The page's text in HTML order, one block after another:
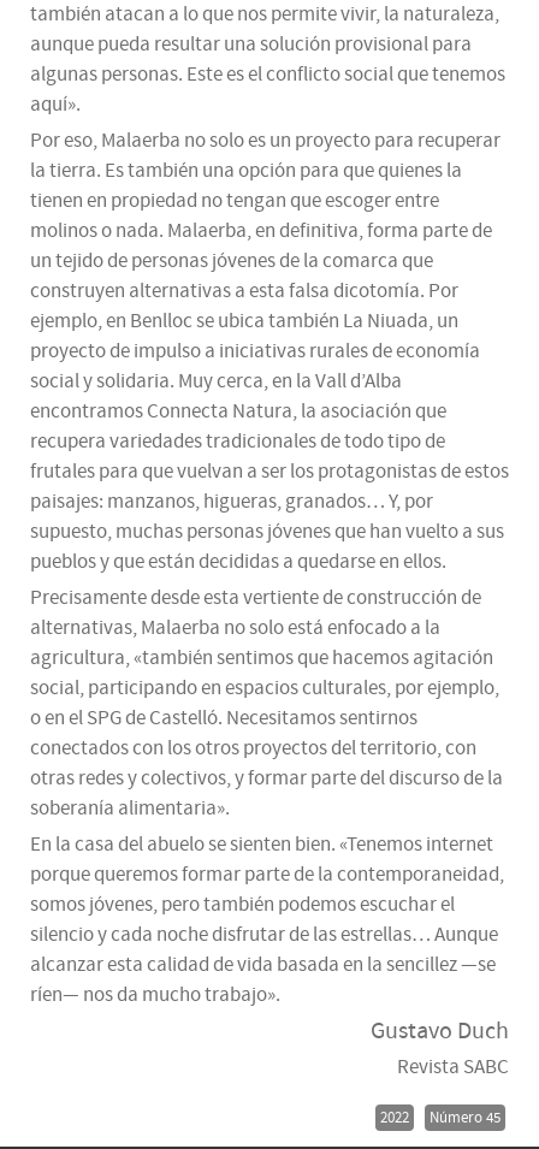
también atacan a lo que nos permite vivir, la naturaleza,
aunque pueda resultar una solución provisional para
algunas personas. Este es el conflicto social que tenemos
aquí».
Por eso, Malaerba no solo es un proyecto para recuperar
la tierra. Es también una opción para que quienes la
tienen en propiedad no tengan que escoger entre
molinos o nada. Malaerba, en definitiva, forma parte de
un tejido de personas jóvenes de la comarca que
construyen alternativas a esta falsa dicotomía. Por
ejemplo, en Benlloc se ubica también La Niuada, un
proyecto de impulso a iniciativas rurales de economía
social y solidaria. Muy cerca, en la Vall d’Alba
encontramos Connecta Natura, la asociación que
recupera variedades tradicionales de todo tipo de
frutales para que vuelvan a ser los protagonistas de estos
paisajes: manzanos, higueras, granados… Y, por
supuesto, muchas personas jóvenes que han vuelto a sus
pueblos y que están decididas a quedarse en ellos.
Precisamente desde esta vertiente de construcción de
alternativas, Malaerba no solo está enfocado a la
agricultura, «también sentimos que hacemos agitación
social, participando en espacios culturales, por ejemplo,
o en el SPG de Castelló. Necesitamos sentirnos
conectados con los otros proyectos del territorio, con
otras redes y colectivos, y formar parte del discurso de la
soberanía alimentaria».
En la casa del abuelo se sienten bien. «Tenemos internet
porque queremos formar parte de la contemporaneidad,
somos jóvenes, pero también podemos escuchar el
silencio y cada noche disfrutar de las estrellas… Aunque
alcanzar esta calidad de vida basada en la sencillez —se
ríen— nos da mucho trabajo».
Gustavo Duch
Revista SABC
2022 Número 45